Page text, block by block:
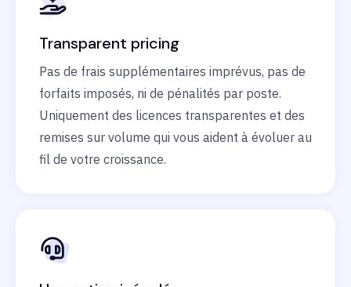
Transparent pricing
Pas de frais supplémentaires imprévus, pas de
forfaits imposés, ni de pénalités par poste.
Uniquement des licences transparentes et des
remises sur volume qui vous aident à évoluer au
fil de votre croissance.